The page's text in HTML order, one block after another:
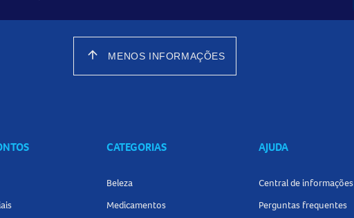
arrow_upward MENOS INFORMAÇÕES
CATEGORIAS
Beleza
Medicamentos
AJUDA
Central de informações
Perguntas frequentes